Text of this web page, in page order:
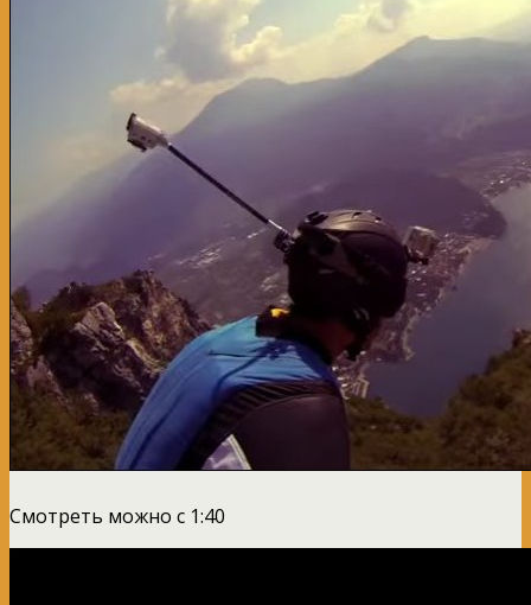
Смотреть можно с 1:40